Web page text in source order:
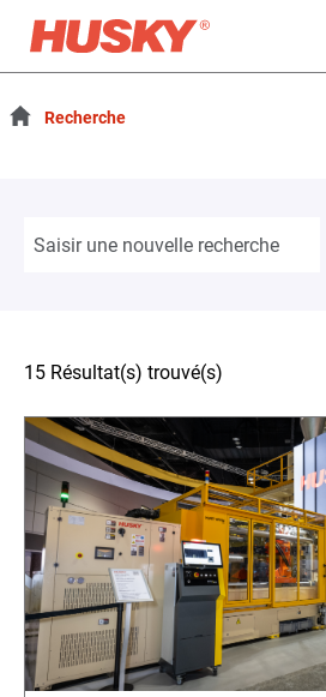
Recherche
15 Résultat(s) trouvé(s)